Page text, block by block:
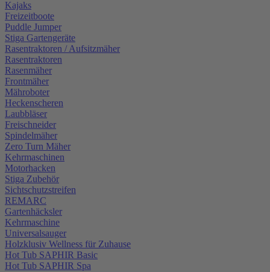
Kajaks
Freizeitboote
Puddle Jumper
Stiga Gartengeräte
Rasentraktoren / Aufsitzmäher
Rasentraktoren
Rasenmäher
Frontmäher
Mähroboter
Heckenscheren
Laubbläser
Freischneider
Spindelmäher
Zero Turn Mäher
Kehrmaschinen
Motorhacken
Stiga Zubehör
Sichtschutzstreifen
REMARC
Gartenhäcksler
Kehrmaschine
Universalsauger
Holzklusiv Wellness für Zuhause
Hot Tub SAPHIR Basic
Hot Tub SAPHIR Spa